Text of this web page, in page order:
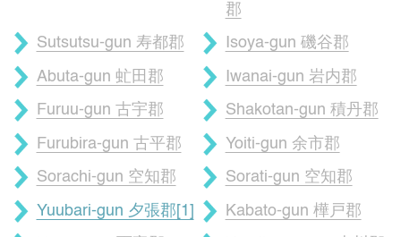
郡
Sutsutsu-gun 寿都郡 Isoya-gun 磯谷郡
Abuta-gun 虻田郡 Iwanai-gun 岩内郡
Furuu-gun 古宇郡 Shakotan-gun 積丹郡
Furubira-gun 古平郡 Yoiti-gun 余市郡
Sorachi-gun 空知郡 Sorati-gun 空知郡
Yuubari-gun 夕張郡[1] Kabato-gun 樺戸郡